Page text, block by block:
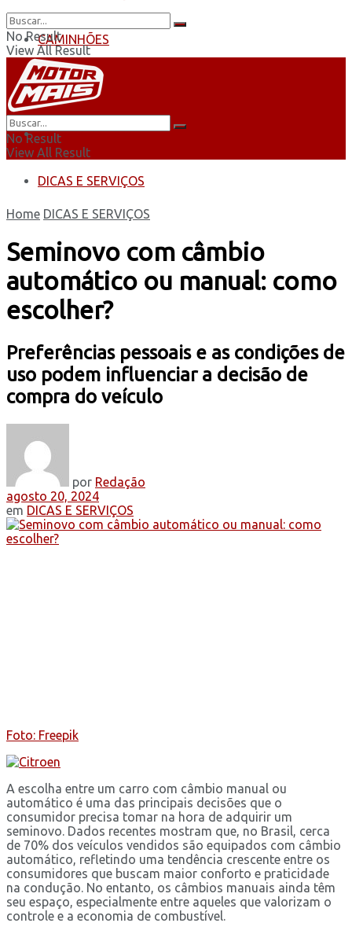
CAMINHÕES
ÔNIBUS
AUTOMOBILISMO
DICAS E SERVIÇOS
No Result
View All Result
No Result
View All Result
Home DICAS E SERVIÇOS
Seminovo com câmbio
automático ou manual: como
escolher?
Preferências pessoais e as condições de
uso podem influenciar a decisão de
compra do veículo
por Redação
agosto 20, 2024
em DICAS E SERVIÇOS
Foto: Freepik
A escolha entre um carro com câmbio manual ou
automático é uma das principais decisões que o
consumidor precisa tomar na hora de adquirir um
seminovo. Dados recentes mostram que, no Brasil, cerca
de 70% dos veículos vendidos são equipados com câmbio
automático, refletindo uma tendência crescente entre os
consumidores que buscam maior conforto e praticidade
na condução. No entanto, os câmbios manuais ainda têm
seu espaço, especialmente entre aqueles que valorizam o
controle e a economia de combustível.